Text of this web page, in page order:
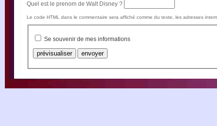
Quel est le prenom de Walt Disney ?
Le code HTML dans le commentaire sera affiché comme du texte, les adresses
Se souvenir de mes informations